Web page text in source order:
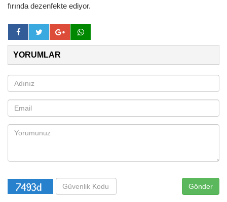
fırında dezenfekte ediyor.
YORUMLAR
Gönder